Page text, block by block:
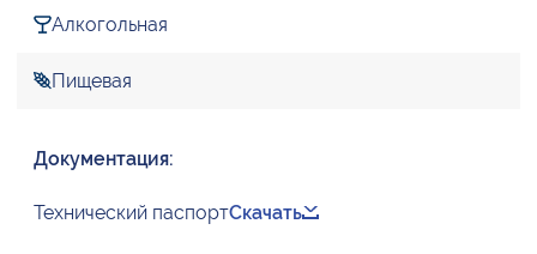
Алкогольная
Пищевая
Документация:
Технический паспортСкачать